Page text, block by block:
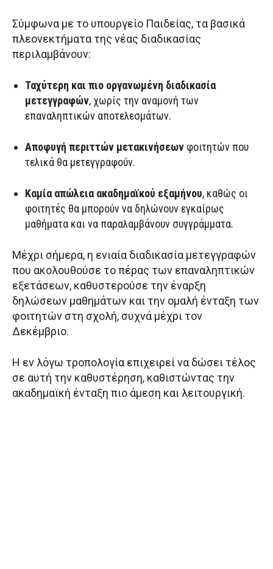
Σύμφωνα με το υπουργείο Παιδείας, τα βασικά
πλεονεκτήματα της νέας διαδικασίας
περιλαμβάνουν:
Ταχύτερη και πιο οργανωμένη διαδικασία
μετεγγραφών, χωρίς την αναμονή των
επαναληπτικών αποτελεσμάτων.
Αποφυγή περιττών μετακινήσεων φοιτητών που
τελικά θα μετεγγραφούν.
Καμία απώλεια ακαδημαϊκού εξαμήνου, καθώς οι
φοιτητές θα μπορούν να δηλώνουν εγκαίρως
μαθήματα και να παραλαμβάνουν συγγράμματα.
Μέχρι σήμερα, η ενιαία διαδικασία μετεγγραφών
που ακολουθούσε το πέρας των επαναληπτικών
εξετάσεων, καθυστερούσε την έναρξη
δηλώσεων μαθημάτων και την ομαλή ένταξη των
φοιτητών στη σχολή, συχνά μέχρι τον
Δεκέμβριο.
Η εν λόγω τροπολογία επιχειρεί να δώσει τέλος
σε αυτή την καθυστέρηση, καθιστώντας την
ακαδημαϊκή ένταξη πιο άμεση και λειτουργική.